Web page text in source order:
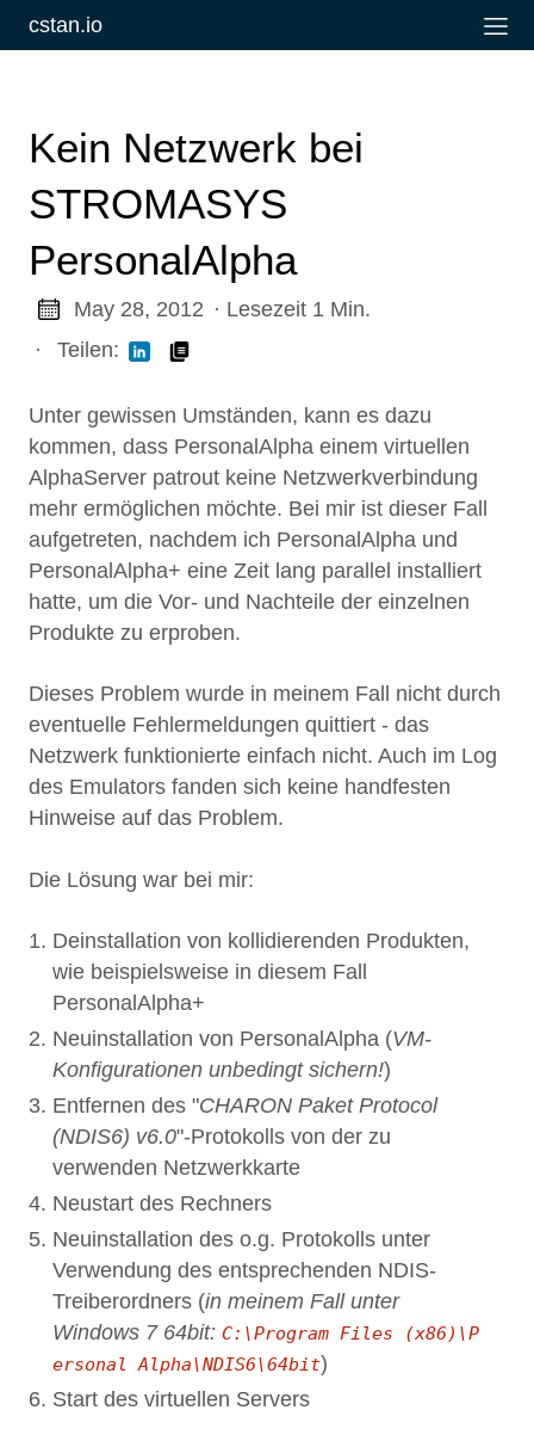
cstan.io
Kein Netzwerk bei
STROMASYS
PersonalAlpha
May 28, 2012 · Lesezeit 1 Min.
·
Teilen:
Unter gewissen Umständen, kann es dazu
kommen, dass PersonalAlpha einem virtuellen
AlphaServer patrout keine Netzwerkverbindung
mehr ermöglichen möchte. Bei mir ist dieser Fall
aufgetreten, nachdem ich PersonalAlpha und
PersonalAlpha+ eine Zeit lang parallel installiert
hatte, um die Vor- und Nachteile der einzelnen
Produkte zu erproben.
Dieses Problem wurde in meinem Fall nicht durch
eventuelle Fehlermeldungen quittiert - das
Netzwerk funktionierte einfach nicht. Auch im Log
des Emulators fanden sich keine handfesten
Hinweise auf das Problem.
Die Lösung war bei mir:
Deinstallation von kollidierenden Produkten,
wie beispielsweise in diesem Fall
PersonalAlpha+
Neuinstallation von PersonalAlpha (VM-
Konfigurationen unbedingt sichern!)
Entfernen des "CHARON Paket Protocol
(NDIS6) v6.0"-Protokolls von der zu
verwenden Netzwerkkarte
Neustart des Rechners
Neuinstallation des o.g. Protokolls unter
Verwendung des entsprechenden NDIS-
Treiberordners (in meinem Fall unter
Windows 7 64bit: C:\Program Files (x86)\P
ersonal Alpha\NDIS6\64bit)
Start des virtuellen Servers